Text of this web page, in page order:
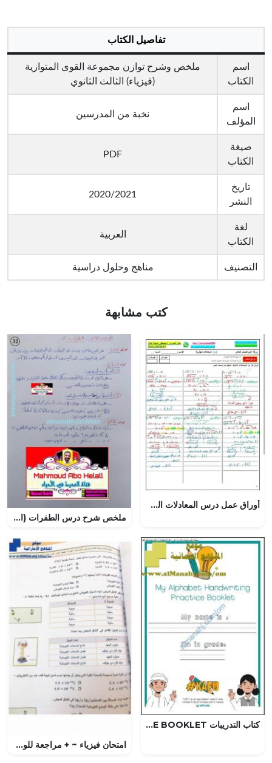
تفاصيل الكتاب
اسم
الكتاب
ملخص وشرح توازن مجموعة القوى المتوازية
(فيزياء) الثالث الثانوي
اسم
المؤلف
نخبة من المدرسين
صيغة
الكتاب
PDF
تاريخ
النشر
2020/2021
لغة
الكتاب
العربية
التصنيف مناهج وحلول دراسية
كتب مشابهة
أوراق عمل درس المعادلات الجذرية مع الحل, (رياضيات) العاشر العام
ملخص شرح درس الطفرات (الدرس الثامن) (علوم وبيئة) الثاني عشر
كتاب التدريبات MY ALPHABET HANDWRITING PRACTICE BOOKLET (لغة انجليزية) الأول
امتحان فيزياء ~ + مراجعة للوحدة الثانية (فيزياء) الثاني عشر العام